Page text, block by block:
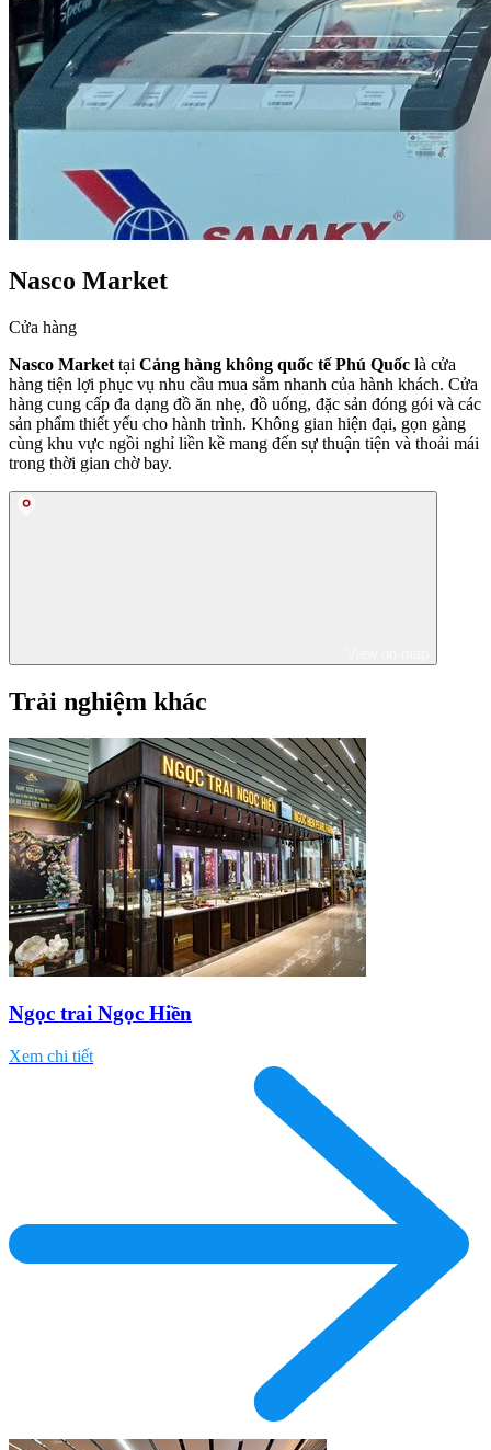
Nasco Market
Cửa hàng
Nasco Market tại Cảng hàng không quốc tế Phú Quốc là cửa
hàng tiện lợi phục vụ nhu cầu mua sắm nhanh của hành khách. Cửa
hàng cung cấp đa dạng đồ ăn nhẹ, đồ uống, đặc sản đóng gói và các
sản phẩm thiết yếu cho hành trình. Không gian hiện đại, gọn gàng
cùng khu vực ngồi nghỉ liền kề mang đến sự thuận tiện và thoải mái
trong thời gian chờ bay.
Trải nghiệm khác
Ngọc trai Ngọc Hiền
Xem chi tiết